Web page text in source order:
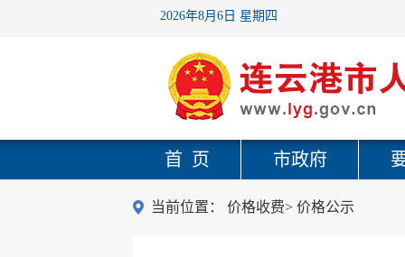
2026年8月6日 星期四
首 页 市政府
当前位置： 价格收费> 价格公示